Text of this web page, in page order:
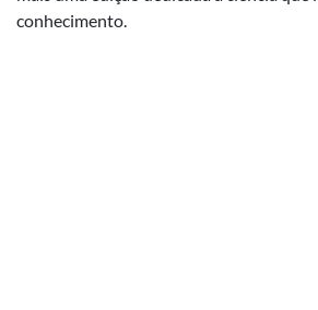
conhecimento.